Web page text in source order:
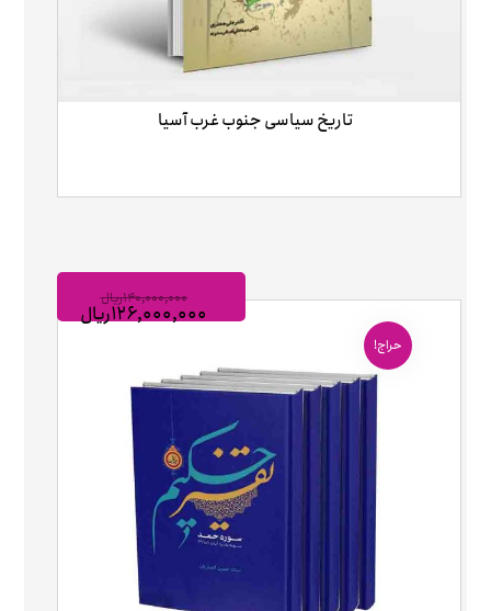
تاریخ سیاسی جنوب غرب آسیا
۱۴۰,۰۰۰,۰۰۰ریال
۱۲۶,۰۰۰,۰۰۰ریال
حراج!